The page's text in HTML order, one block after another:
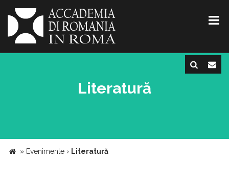
Literatură
» Evenimente › Literatură